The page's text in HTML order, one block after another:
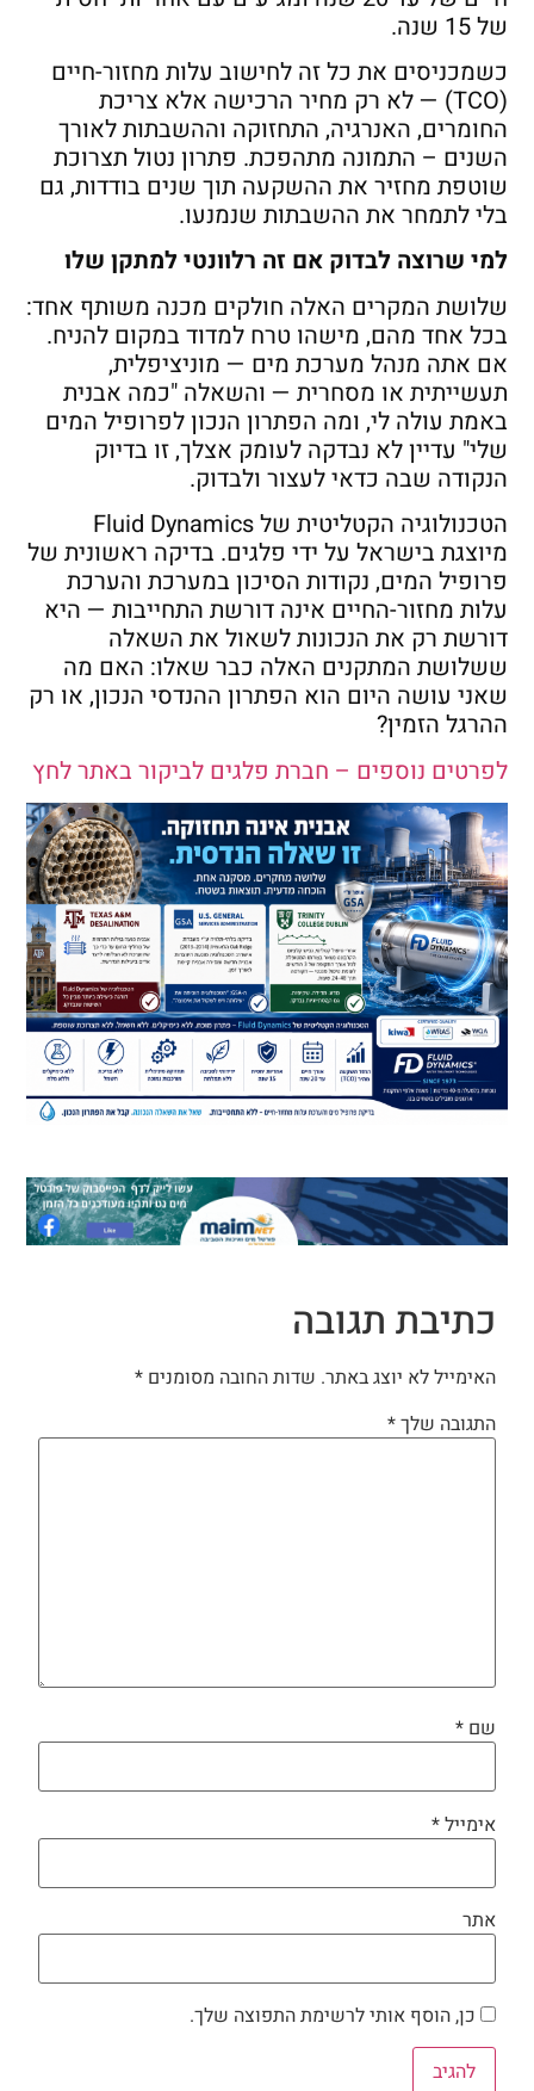
של 15 שנה.
כשמכניסים את כל זה לחישוב עלות מחזור-חיים
(TCO) — לא רק מחיר הרכישה אלא צריכת
החומרים, האנרגיה, התחזוקה וההשבתות לאורך
השנים – התמונה מתהפכת. פתרון נטול תצרוכת
שוטפת מחזיר את ההשקעה תוך שנים בודדות, גם
בלי לתמחר את ההשבתות שנמנעו.
למי שרוצה לבדוק אם זה רלוונטי למתקן שלו
שלושת המקרים האלה חולקים מכנה משותף אחד:
בכל אחד מהם, מישהו טרח למדוד במקום להניח.
אם אתה מנהל מערכת מים — מוניציפלית,
תעשייתית או מסחרית — והשאלה "כמה אבנית
באמת עולה לי, ומה הפתרון הנכון לפרופיל המים
שלי" עדיין לא נבדקה לעומק אצלך, זו בדיוק
הנקודה שבה כדאי לעצור ולבדוק.
הטכנולוגיה הקטליטית של Fluid Dynamics
מיוצגת בישראל על ידי פלגים. בדיקה ראשונית של
פרופיל המים, נקודות הסיכון במערכת והערכת
עלות מחזור-החיים אינה דורשת התחייבות — היא
דורשת רק את הנכונות לשאול את השאלה
ששלושת המתקנים האלה כבר שאלו: האם מה
שאני עושה היום הוא הפתרון ההנדסי הנכון, או רק
ההרגל הזמין?
לפרטים נוספים – חברת פלגים לביקור באתר לחץ
כתיבת תגובה
האימייל לא יוצג באתר. שדות החובה מסומנים *
התגובה שלך*
שם *
אימייל*
אתר
כן, הוסף אותי לרשימת התפוצה שלך.